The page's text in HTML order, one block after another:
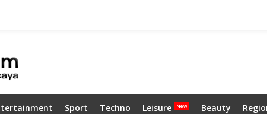
Sport Techno Leisure Beauty